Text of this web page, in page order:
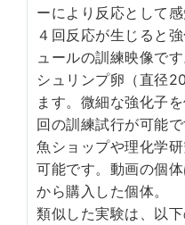
ーにより反応として
４回反応が生じると
ュールの訓練映像で
シュリンプ卵（直径
ます。微細な強化子
回の訓練試行が可能
魚ショップや理化学
可能です。動画の個
から購入した個体。
類似した実験は、以